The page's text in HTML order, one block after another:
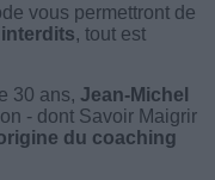
vous permettront de
, tout est
30 ans, Jean-Michel
- dont Savoir Maigrir
du coaching